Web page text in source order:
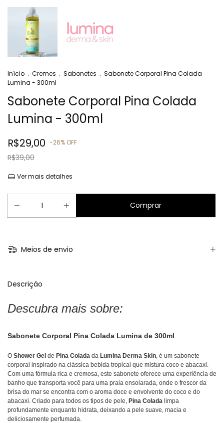
Início . Cremes . Sabonetes . Sabonete Corporal Pina Colada
Lumina - 300ml
Sabonete Corporal Pina Colada
Lumina - 300ml
R$29,00 -26% OFF
R$39,00
Ver mais detalhes
Meios de envio
Descrição
Descubra mais sobre:
Sabonete Corporal Pina Colada Lumina de 300ml
O Shower Gel de Pina Colada da Lumina Derma Skin, é um sabonete
corporal inspirado na clássica bebida tropical que mistura coco e abacaxi.
Com uma fórmula rica e cremosa, este sabonete oferece uma experiência de
banho que transporta você para uma praia ensolarada, onde o frescor da
brisa do mar se encontra com o aroma doce e envolvente do coco e do
abacaxi. Criado para todos os tipos de pele, Pina Colada limpa
profundamente enquanto hidrata, deixando a pele suave, macia e
deliciosamente perfumada.